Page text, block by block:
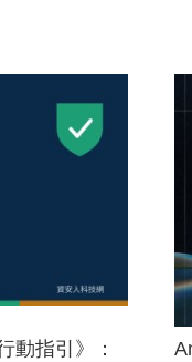
動指引》：